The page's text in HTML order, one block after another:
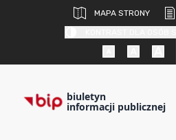
MAPA STRONY
biuletyn
informacji publicznej